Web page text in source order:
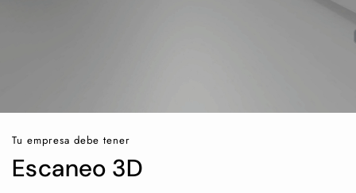
Tu empresa debe tener
Escaneo 3D